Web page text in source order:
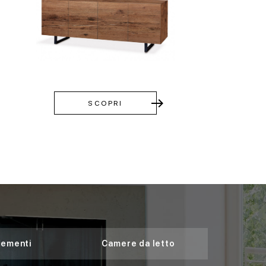
SCOPRI east
Camere da letto